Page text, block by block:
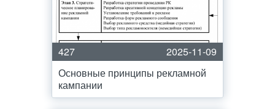
427
2025-11-09
Основные принципы рекламной
кампании